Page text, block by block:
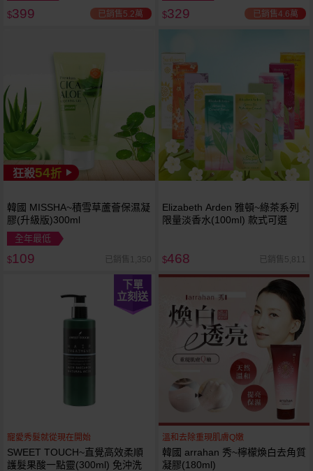
$399 已銷售5.2萬 $329 已銷售4.6萬
狂殺54折
韓國 MISSHA~積雪草蘆薈保濕凝
膠(升級版)300ml
全年最低
$109 已銷售1,350
Elizabeth Arden 雅頓~綠茶系列
限量淡香水(100ml) 款式可選
$468 已銷售5,811
下單
立刻送
寵愛秀髮就從現在開始
SWEET TOUCH~直覺高效柔順
護髮果酸一點靈(300ml) 免沖洗
溫和去除重現肌膚Q嫩
韓國 arrahan 秀~檸檬煥白去角質
凝膠(180ml)